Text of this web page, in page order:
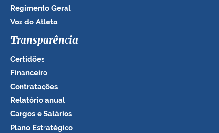
Regimento Geral
Voz do Atleta
Transparência
Certidões
Financeiro
Contratações
Relatório anual
Cargos e Salários
Plano Estratégico